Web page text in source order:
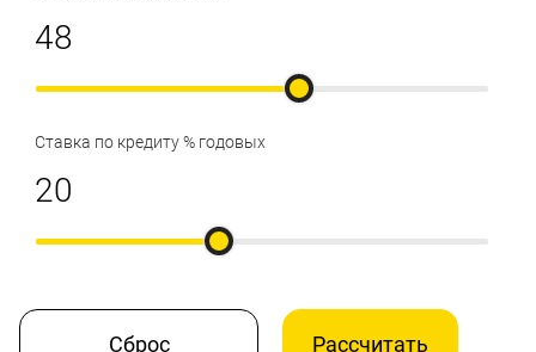
Ставка по кредиту % годовых
Сброс Рассчитать